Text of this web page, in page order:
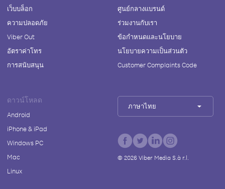
เว็บบล็อก
ความปลอดภัย
Viber Out
อัตราค่าโทร
การสนับสนุน
ศูนย์กลางแบรนด์
ร่วมงานกับเรา
ข้อกำหนดและนโยบาย
นโยบายความเป็นส่วนตัว
Customer Complaints Code
ดาวน์โหลด
Android
iPhone & iPad
Windows PC
Mac
Linux
ภาษาไทย
© 2026Viber Media S.à r.l.